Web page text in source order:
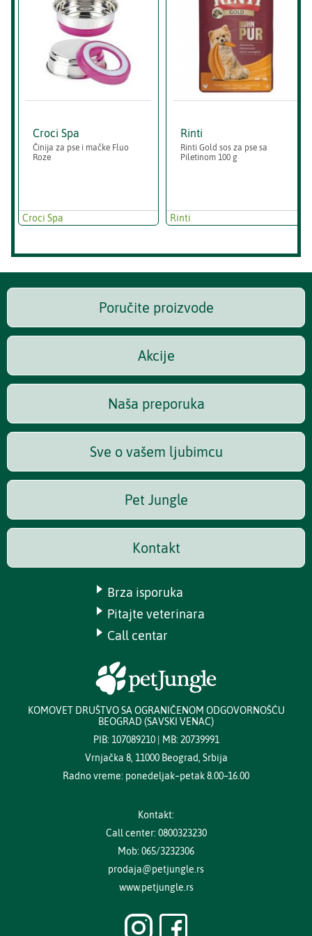
Croci Spa
Činija za pse i mačke Fluo
Roze
Croci Spa
Rinti
Rinti Gold sos za pse sa
Piletinom 100 g
Rinti
Poručite proizvode
Akcije
Naša preporuka
Sve o vašem ljubimcu
Pet Jungle
Kontakt
Brza isporuka
Pitajte veterinara
Call centar
KOMOVET DRUŠTVO SA OGRANIČENOM ODGOVORNOŠĆU
BEOGRAD (SAVSKI VENAC)
PIB: 107089210 | MB: 20739991
Vrnjačka 8, 11000 Beograd, Srbija
Radno vreme: ponedeljak–petak 8.00–16.00
Kontakt:
Call center: 0800323230
Mob: 065/3232306
prodaja@petjungle.rs
www.petjungle.rs